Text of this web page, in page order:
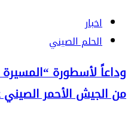
اخبار
الحلم الصيني
وداعاً لأسطورة “المسيرة
من الجيش الأحمر الصيني عن